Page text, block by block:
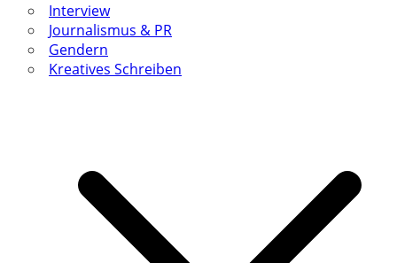
Interview
Journalismus & PR
Gendern
Kreatives Schreiben